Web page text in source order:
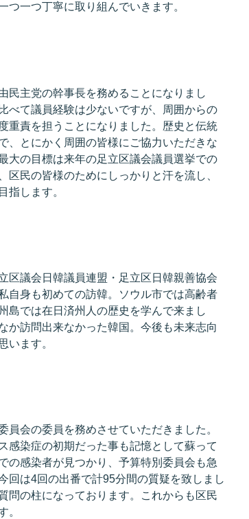
つ一つ丁寧に取り組んでいきます。
民主党の幹事長を務めることになりまし
べて議員経験は少ないですが、周囲からの
重責を担うことになりました。歴史と伝統
、とにかく周囲の皆様にご協力いただきな
大の目標は来年の足立区議会議員選挙での
区民の皆様のためにしっかりと汗を流し、
指します。
区議会日韓議員連盟・足立区日韓親善協会
自身も初めての訪韓。ソウル市では高齢者
島では在日済州人の歴史を学んで来まし
か訪問出来なかった韓国。今後も未来志向
います。
員会の委員を務めさせていただきました。
感染症の初期だった事も記憶として蘇って
の感染者が見つかり、予算特別委員会も急
回は4回の出番で計95分間の質疑を致しまし
問の柱になっております。これからも区民
。